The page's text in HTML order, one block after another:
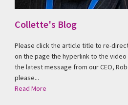
Collette's Blog
Please click the article title to re-
on the page the hyperlink to the
the latest message from our CEO,
please...
Read More